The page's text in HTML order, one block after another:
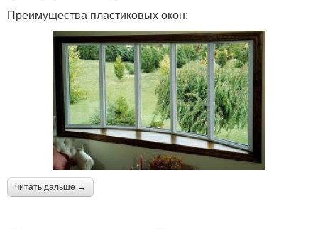
Преимущества пластиковых окон:
читать дальше →